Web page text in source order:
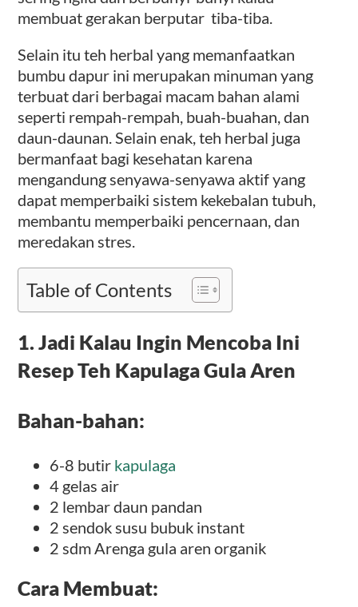
membuat gerakan berputar tiba-tiba.
Selain itu teh herbal yang memanfaatkan
bumbu dapur ini merupakan minuman yang
terbuat dari berbagai macam bahan alami
seperti rempah-rempah, buah-buahan, dan
daun-daunan. Selain enak, teh herbal juga
bermanfaat bagi kesehatan karena
mengandung senyawa-senyawa aktif yang
dapat memperbaiki sistem kekebalan tubuh,
membantu memperbaiki pencernaan, dan
meredakan stres.
Table of Contents
1. Jadi Kalau Ingin Mencoba Ini
Resep Teh Kapulaga Gula Aren
Bahan-bahan:
6-8 butir kapulaga
4 gelas air
2 lembar daun pandan
2 sendok susu bubuk instant
2 sdm Arenga gula aren organik
Cara Membuat: